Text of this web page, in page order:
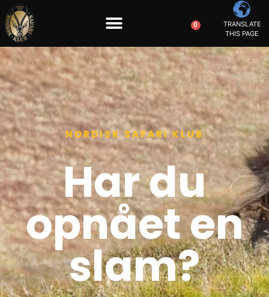
0
TRANSLATE
THIS PAGE
NORDISK SAFARI KLUB
Har du
opnået en
slam?